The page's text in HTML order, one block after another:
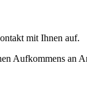
mit Ihnen auf.
Aufkommens an